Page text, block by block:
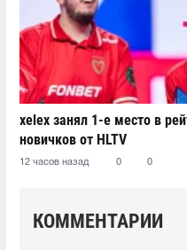
xelex⁠ занял 1-е место в
новичков от HLTV
12 часов назад 0 0
КОММЕНТАРИИ